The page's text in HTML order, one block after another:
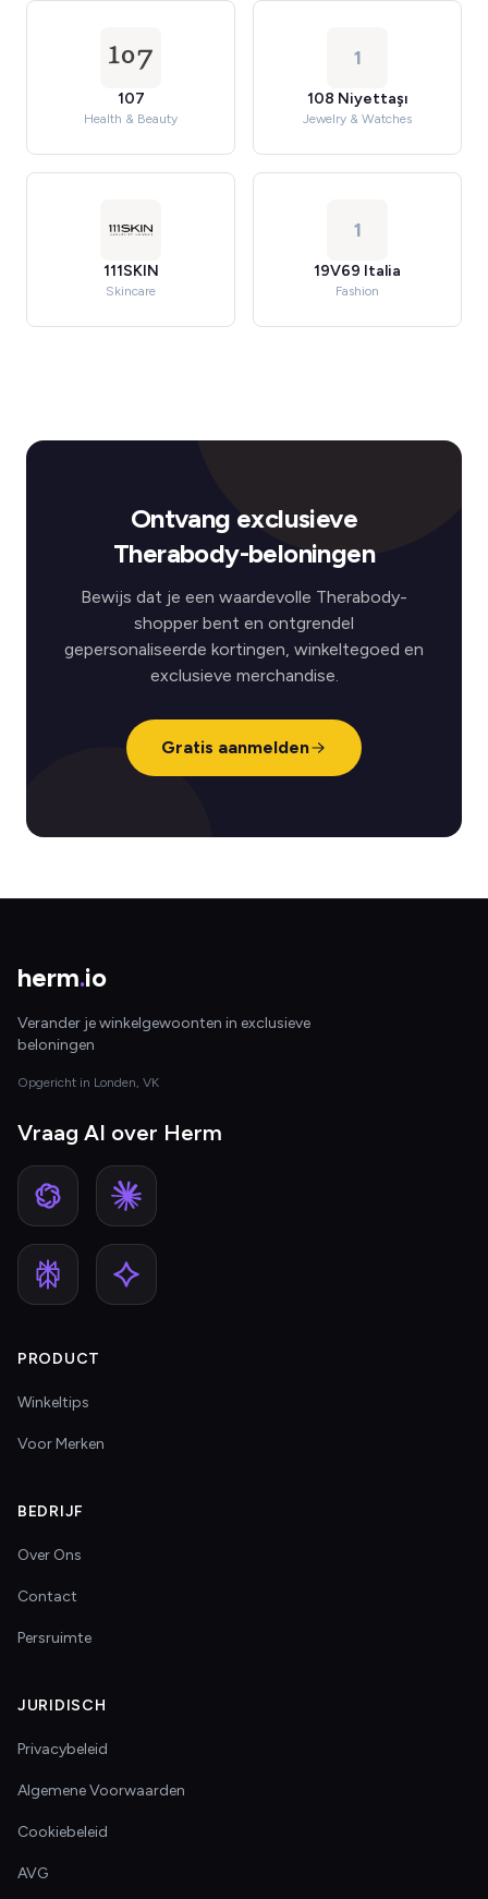
107
Health & Beauty
1
108 Niyettaşı
Jewelry & Watches
111SKIN
Skincare
1
19V69 Italia
Fashion
Ontvang exclusieve
Therabody-beloningen
Bewijs dat je een waardevolle Therabody-
shopper bent en ontgrendel
gepersonaliseerde kortingen, winkeltegoed en
exclusieve merchandise.
Gratis aanmelden
herm.io
Verander je winkelgewoonten in exclusieve
beloningen
Opgericht in Londen, VK
Vraag AI over Herm
PRODUCT
Winkeltips
Voor Merken
BEDRIJF
Over Ons
Contact
Persruimte
JURIDISCH
Privacybeleid
Algemene Voorwaarden
Cookiebeleid
AVG